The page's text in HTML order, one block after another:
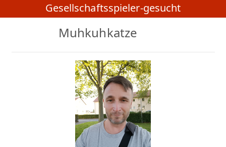
Gesellschaftsspieler-gesucht
Muhkuhkatze